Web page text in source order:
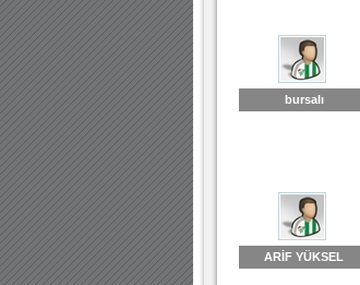
bursalı
ARİF YÜKSEL